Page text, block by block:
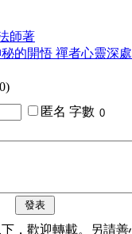
師著
的開悟 禪者心靈深
匿名 字數
發表
，歡迎轉載。另請